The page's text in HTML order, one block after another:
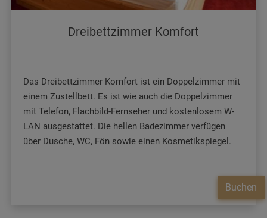
Dreibettzimmer Komfort
Das Dreibettzimmer Komfort ist ein Doppelzimmer mit
einem Zustellbett. Es ist wie auch die Doppelzimmer
mit Telefon, Flachbild-Fernseher und kostenlosem W-
LAN ausgestattet. Die hellen Badezimmer verfügen
über Dusche, WC, Fön sowie einen Kosmetikspiegel.
Buchen